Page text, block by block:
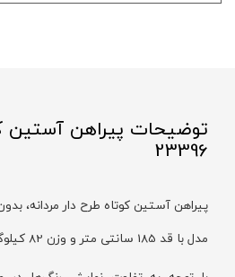
توضیحات پیراهن آستین
23396
پیراهن آستین کوتاه طرح دار مردانه،
مدل با قد 185 سانتی متر و وزن 82 کیلوگرم سایز L را پوشیده است